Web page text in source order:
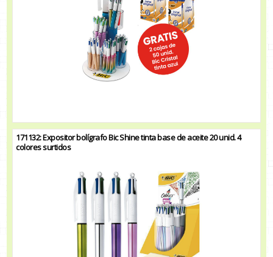
171132: Expositor bolígrafo Bic Shine tinta base de aceite 20 unid. 4
colores surtidos